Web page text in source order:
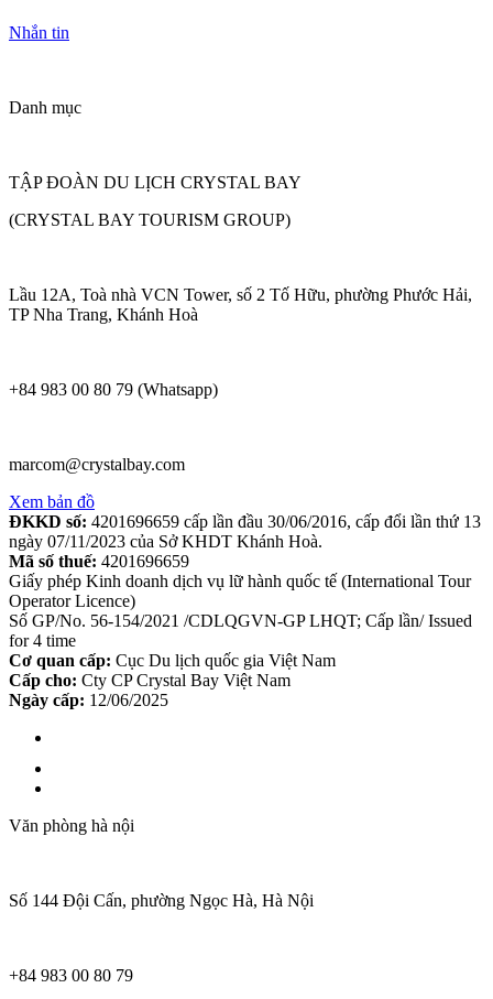
Nhắn tin
Danh mục
TẬP ĐOÀN DU LỊCH CRYSTAL BAY
(CRYSTAL BAY TOURISM GROUP)
Lầu 12A, Toà nhà VCN Tower, số 2 Tố Hữu, phường Phước Hải,
TP Nha Trang, Khánh Hoà
+84 983 00 80 79 (Whatsapp)
marcom@crystalbay.com
Xem bản đồ
ĐKKD số: 4201696659 cấp lần đầu 30/06/2016, cấp đổi lần thứ 13
ngày 07/11/2023 của Sở KHDT Khánh Hoà.
Mã số thuế: 4201696659
Giấy phép Kinh doanh dịch vụ lữ hành quốc tế (International Tour
Operator Licence)
Số GP/No. 56-154/2021 /CDLQGVN-GP LHQT; Cấp lần/ Issued
for 4 time
Cơ quan cấp: Cục Du lịch quốc gia Việt Nam
Cấp cho: Cty CP Crystal Bay Việt Nam
Ngày cấp: 12/06/2025
Văn phòng hà nội
Số 144 Đội Cấn, phường Ngọc Hà, Hà Nội
+84 983 00 80 79